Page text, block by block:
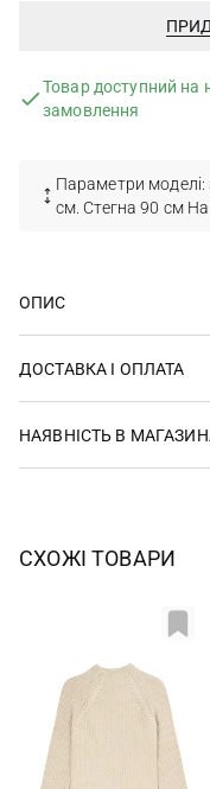
Товар доступний на
замовлення
Параметри моделі:
см. Стегна 90 см На
ОПИС
ДОСТАВКА І ОПЛАТА
НАЯВНІСТЬ В
СХОЖІ ТОВАРИ